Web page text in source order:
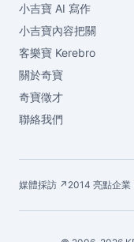
小吉寶 AI 寫作
小吉寶內容把關
客樂寶 Kerebro
關於奇寶
奇寶徵才
聯絡我們
媒體採訪 ↗ 2014 亮點企